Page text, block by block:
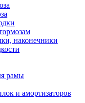
наконечники
рамы
и амортизаторов